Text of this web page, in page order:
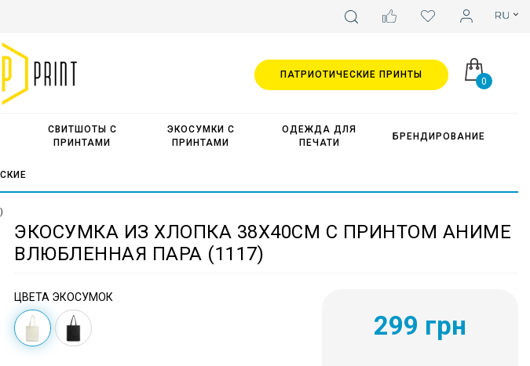
0
СВИТШОТЫ С
ПРИНТАМИ
ЭКОСУМКИ С
ПРИНТАМИ
ОДЕЖДА ДЛЯ
ПЕЧАТИ
БРЕНДИРОВАНИЕ
ПАТРИОТИЧЕСКИЕ ПРИНТЫ
ЭКОСУМКА ИЗ ХЛОПКА 38Х40СМ С ПРИНТОМ АНИМЕ
ВЛЮБЛЕННАЯ ПАРА (1117)
ЦВЕТА ЭКОСУМОК
299 грн